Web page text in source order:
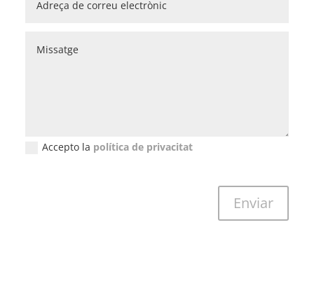
New Field
Accepto la política de privacitat
Enviar